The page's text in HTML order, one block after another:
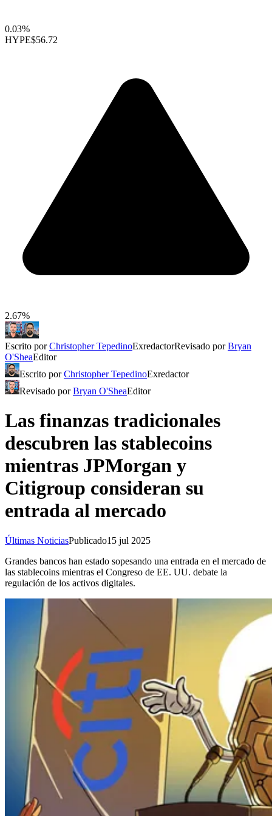
0.03%
HYPE$56.72
2.67%
Escrito porChristopher TepedinoExredactorRevisado porBryan
O'SheaEditor
Escrito porChristopher TepedinoExredactor
Revisado porBryan O'SheaEditor
Las finanzas tradicionales
descubren las stablecoins
mientras JPMorgan y
Citigroup consideran su
entrada al mercado
Últimas NoticiasPublicado15 jul 2025
Grandes bancos han estado sopesando una entrada en el mercado de
las stablecoins mientras el Congreso de EE. UU. debate la
regulación de los activos digitales.